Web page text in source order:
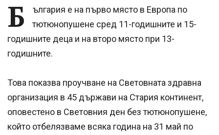
Б
ългария е на първо място в Европа по
тютюнопушене сред 11-годишните и 15-
годишните деца и на второ място при 13-
годишните.
Това показва проучване на Световната здравна
организация в 45 държави на Стария континент,
оповестено в Световния ден без тютюнопушене,
който отбелязваме всяка година на 31 май по